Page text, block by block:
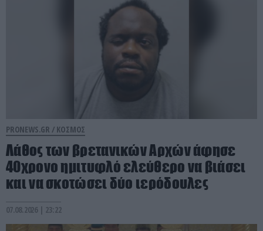
PRONEWS.GR / ΚΟΣΜΟΣ
Λάθος των βρετανικών Αρχών άφησε
40χρονο ημιτυφλό ελεύθερο να βιάσει
και να σκοτώσει δύο ιερόδουλες
07.08.2026 | 23:22